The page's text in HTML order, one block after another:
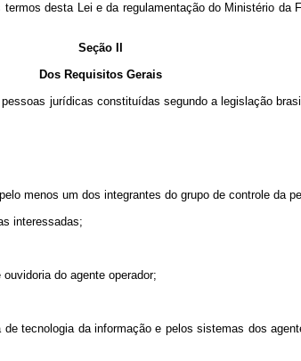
desta Lei e da regulamentação do Ministério da
Seção II
Dos Requisitos Gerais
jurídicas constituídas segundo a legislação
menos um dos integrantes do grupo de controle da
interessadas;
do agente operador;
tecnologia da informação e pelos sistemas dos